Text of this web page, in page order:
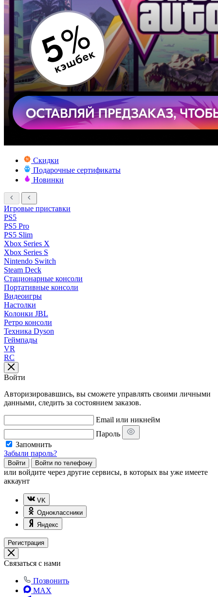
Скидки
Подарочные сертификаты
Новинки
Игровые приставки
PS5
PS5 Pro
PS5 Slim
Xbox Series X
Xbox Series S
Nintendo Switch
Steam Deck
Стационарные консоли
Портативные консоли
Видеоигры
Настолки
Колонки JBL
Ретро консоли
Техника Dyson
Геймпады
VR
RC
Войти
Авторизировавшись, вы сможете управлять своими личными
данными, следить за состоянием заказов.
Email или никнейм
Пароль
Запомнить
Забыли пароль?
Войти Войти по телефону
или войдите через другие сервисы, в которых вы уже имеете
аккаунт
VK
Одноклассники
Яндекс
Регистрация
Связаться с нами
Позвонить
MAX